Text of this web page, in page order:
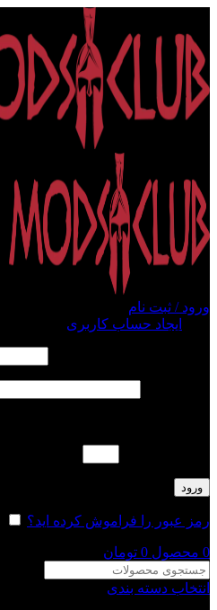
ورود / ثبت نام
ایجاد حساب کاربری
ورود
رمز عبور را فراموش کرده اید؟
0 محصول 0 تومان
انتخاب دسته بندی